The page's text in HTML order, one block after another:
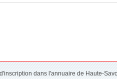
dans l'annuaire de Haute-